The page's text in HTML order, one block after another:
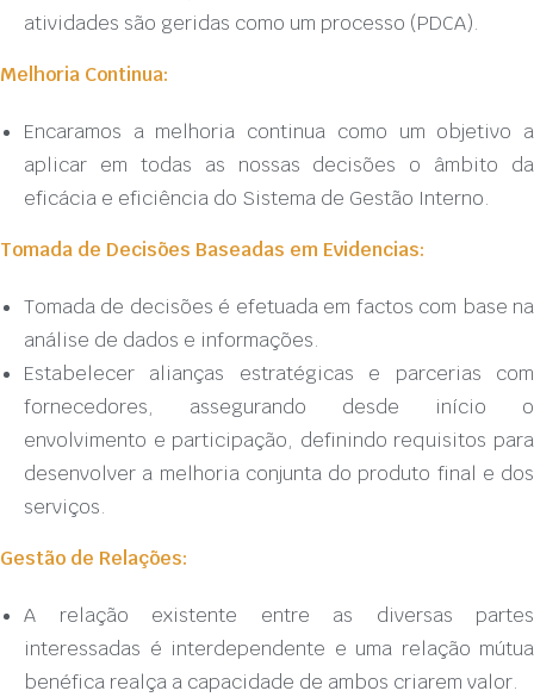
atividades são geridas como um processo (PDCA).
Melhoria Continua:
Encaramos a melhoria continua como um objetivo a
aplicar em todas as nossas decisões o âmbito da
eficácia e eficiência do Sistema de Gestão Interno.
Tomada de Decisões Baseadas em Evidencias:
Tomada de decisões é efetuada em factos com base na
análise de dados e informações.
Estabelecer alianças estratégicas e parcerias com
fornecedores, assegurando desde início o
envolvimento e participação, definindo requisitos para
desenvolver a melhoria conjunta do produto final e dos
serviços.
Gestão de Relações:
A relação existente entre as diversas partes
interessadas é interdependente e uma relação mútua
benéfica realça a capacidade de ambos criarem valor.